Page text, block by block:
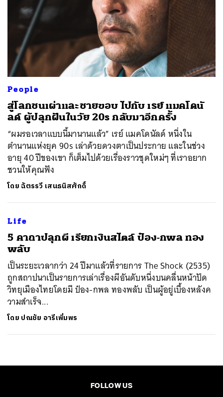
People
สู่โลกชนเผ่าและชายขอบ ไปกับ เรย์ แมคโดนั
ลด์ ผู้ปลุกฝันในวัย 20s กลับมาอีกครั้ง
“ผมรอเวลาแบบนี้มานานแล้ว” เรย์ แมคโดนัลด์ หนึ่งใน
ตำนานแห่งยุค 90s เล่าด้วยดวงตาเป็นประกาย และในช่วง
อายุ 40 ปีของเขา ก็เต็มไปด้วยเรื่องราวชุดใหม่ๆ ที่เราอยาก
ชวนให้คุณฟัง
โดยฉัตรรวี เสนธนิสศักดิ์
Life
5 คาถาปลุกผี เรียกเงินสไตล์ ป๋อง-กพล ทอง
พลับ
เป็นระยะเวลากว่า 24 ปีมาแล้วที่รายการ The Shock (2535)
ถูกสถาปนาเป็นรายการเล่าเรื่องผีอันดับหนึ่งบนคลื่นหน้าปัด
วิทยุเมืองไทยโดยมี ป๋อง-กพล ทองพลับ เป็นผู้อยู่เบื้องหลังค
วามสำเร็จ...
โดย ปณชัย อารีเพิ่มพร
FOLLOW US